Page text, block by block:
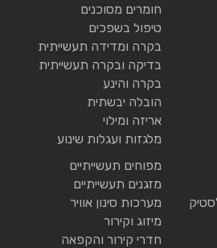
חומרים מסוכנים
טיפול בשפכים
בקרה ומדידה תעשייתית
בדיקה ובקרה תעשייתית
בקרה והינע
הובלה יבשתית
אריזה ומילוי
מלגזות ועגלות שינוע
מפוחים תעשייתיים
מזגנים תעשייתיים
מערכות סינון אוויר
מיזוג וקירור
חדרי קירור והקפאה